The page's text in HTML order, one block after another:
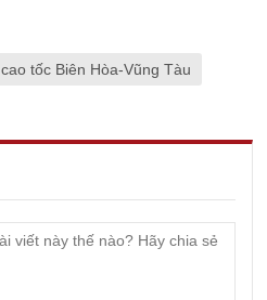
cao tốc Biên Hòa-Vũng Tàu